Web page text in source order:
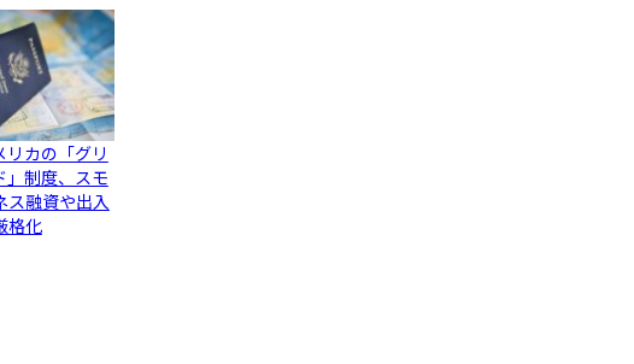
リカの「グリ
」制度、スモ
ス融資や出入
格化